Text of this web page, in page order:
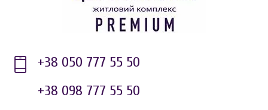
+38 050 777 55 50
+38 098 777 55 50